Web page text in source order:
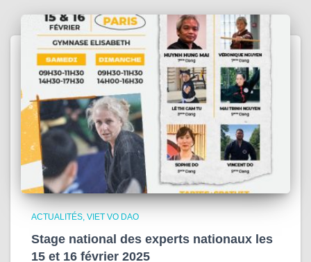
ACTUALITÉS VIET VO DAO
Stage national des experts nationaux les
15 et 16 février 2025